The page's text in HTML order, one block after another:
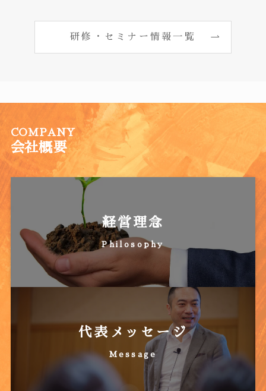
研修・セミナー情報一覧
COMPANY
会社概要
経営理念
Philosophy
代表メッセージ
Message